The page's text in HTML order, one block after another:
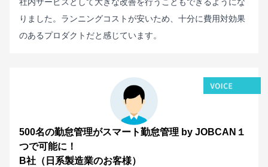
りました。ランニングコストが安いため、十分に費用対効果
のあるプロダクトだと感じています。
500名の勤怠管理がスマート勤怠管理 by JOBCAN１
つで可能に！
B社（日系製造業のお客様）